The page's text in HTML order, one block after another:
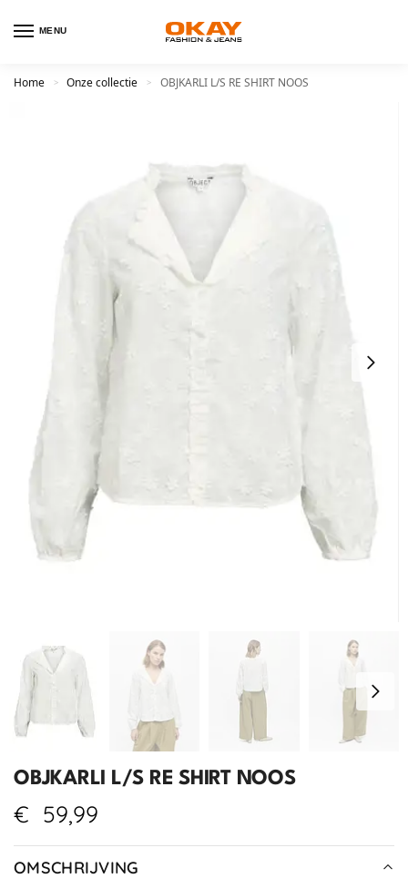
MENU
Home > Onze collectie > OBJKARLI L/S RE SHIRT NOOS
OBJKARLI L/S RE SHIRT NOOS
€ 59,99
OMSCHRIJVING